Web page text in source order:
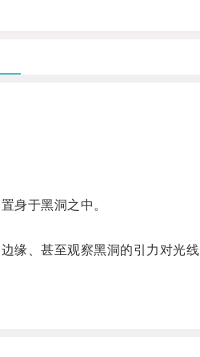
身于黑洞之中。
、甚至观察黑洞的引力对光线